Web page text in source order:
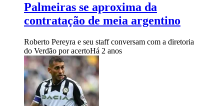
Palmeiras se aproxima da
contratação de meia argentino
Roberto Pereyra e seu staff conversam com a diretoria
do Verdão por acertoHá 2 anos